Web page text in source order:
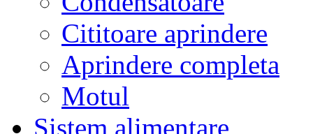
Cititoare aprindere
Aprindere completa
Motul
Sistem alimentare